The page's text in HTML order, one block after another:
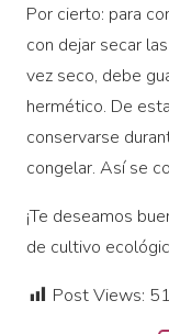
Por cierto: para
con dejar secar
vez seco, debe
hermético. De
conservarse
congelar. Así se
¡Te deseamos
de cultivo
Post Views: